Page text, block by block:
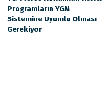
Programların YGM
Sistemine Uyumlu Olması
Gerekiyor